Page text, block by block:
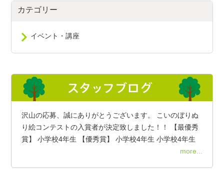
カテゴリー
イベント・講座
沢山の応募、誠にありがとうございます。 こいのぼりぬ
り絵コンテストの入賞者が決定致しました！！ 【最優秀
賞】 小学校4年生 【優秀賞】 小学校4年生 小学校4年生
more...